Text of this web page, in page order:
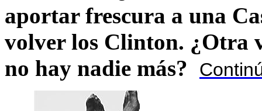
aportar frescura a una
volver los Clinton. ¿Otra
no hay nadie más?